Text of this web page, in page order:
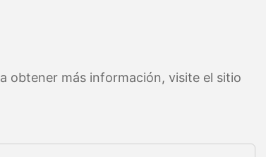
obtener más información, visite el sitio